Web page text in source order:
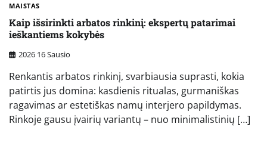
MAISTAS
Kaip išsirinkti arbatos rinkinį: ekspertų patarimai
ieškantiems kokybės
2026 16 Sausio
Renkantis arbatos rinkinį, svarbiausia suprasti, kokia
patirtis jus domina: kasdienis ritualas, gurmaniškas
ragavimas ar estetiškas namų interjero papildymas.
Rinkoje gausu įvairių variantų – nuo minimalistinių […]